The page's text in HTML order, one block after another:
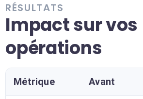
RÉSULTATS
Impact sur vos
opérations
Métrique Avant